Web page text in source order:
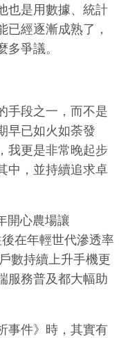
也是用數據、統計
經逐漸成熟了，
爭議。
手段之一，而不是
早已如火如荼發
我更是非常晚起步
中，並持續追求卓
開心農場讓
在年輕世代滲透率
數持續上升手機更
服務普及都大幅助
事件》時，其實有